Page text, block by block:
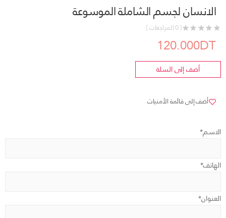
الانسان لجسم الشاملة الموسوعة
( 0 المراجعات )
120.000DT
أضف إلى السلة
أضف إلى قائمة الأمنيات
الاسم*
الهاتف*
العنوان*